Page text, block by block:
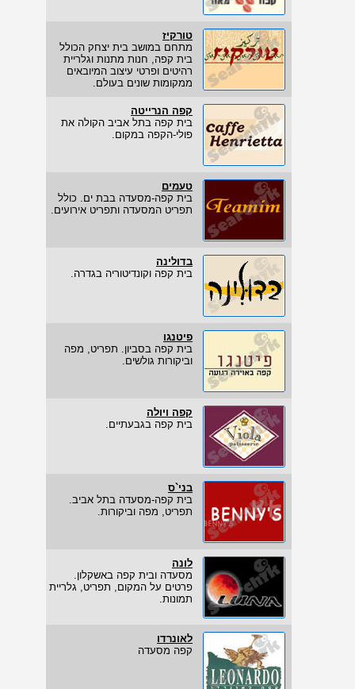
טורקיז
מתחם במושב בית יצחק הכולל
בית קפה, חנות מתנות וגלריית
רהיטים ופרטי עיצוב המיובאים
ממקומות שונים בעולם.
קפה הנרייטה
בית קפה בתל אביב הקולה את
פולי-הקפה במקום.
טעמים
בית קפה-מסעדה בבת ים. כולל
תפריט המסעדה ותפריט אירועים.
בדולינה
בית קפה וקונדיטוריה בגדרה.
פיטנגו
בית קפה בסביון. תפריט, מפה
וביקורות גולשים.
קפה ויולה
בית קפה בגבעתיים.
בני`ס
בית קפה-מסעדה בתל אביב.
תפריט, מפה וביקורות.
לונה
מסעדה ובית קפה באשקלון.
פרטים על המקום, תפריט, גלריית
תמונות.
לאונרדו
קפה מסעדה